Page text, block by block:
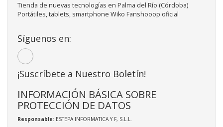
Tienda de nuevas tecnologías en Palma del Río (Córdoba)
Portátiles, tablets, smartphone Wiko Fanshooop oficial
Síguenos en:
¡Suscríbete a Nuestro Boletín!
INFORMACIÓN BÁSICA SOBRE
PROTECCIÓN DE DATOS
Responsable: ESTEPA INFORMATICA Y F, S.L.L.